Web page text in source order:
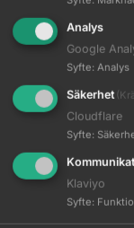
Beskrivning
Ytterligare
Ögonbryns- och
Analys
Google
Syfte: Analys
Säkerhet
Cloudflare
Syfte:
Klaviyo
Syfte: